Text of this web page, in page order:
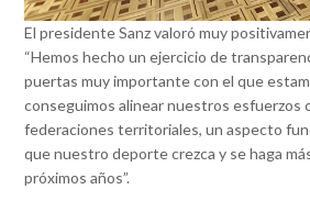
El presidente Sanz valoró muy
“Hemos hecho un ejercicio de
puertas muy importante con el que
conseguimos alinear nuestros esfuerzos
federaciones territoriales, un aspecto
que nuestro deporte crezca y se haga
próximos años”.